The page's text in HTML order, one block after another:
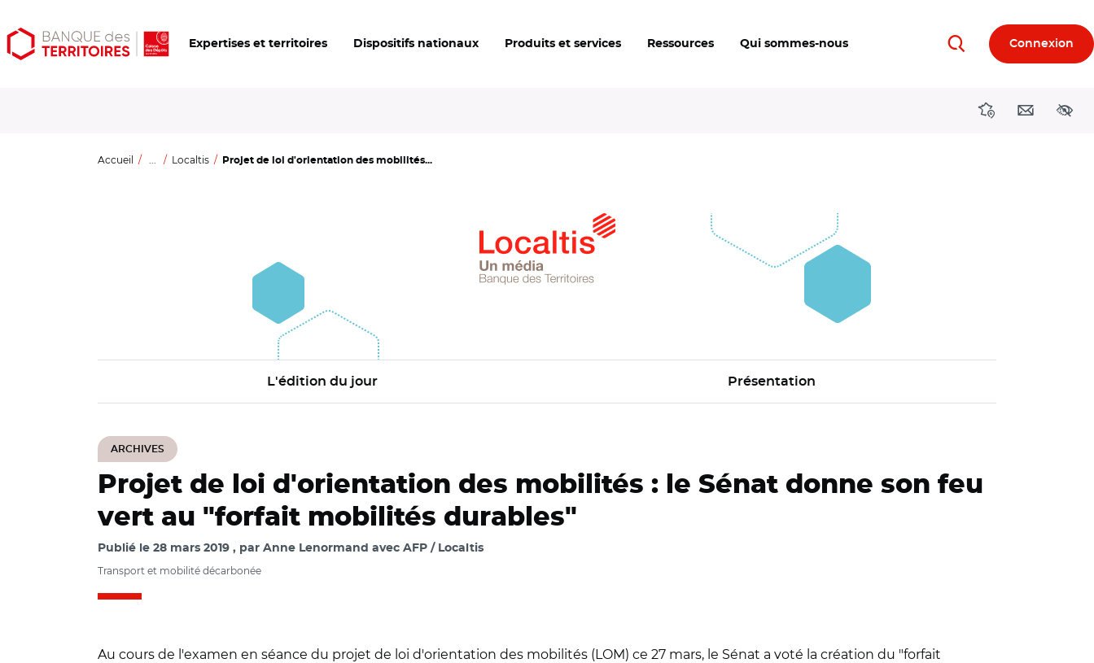
Aller
au
Aller
au
Ouvrir
les
Expertises et territoires Dispositifs nationaux Produits et services Ressources Qui sommes-nous RechercherConnexion
DirectionsContact
Accueil ... Localtis Projet de loi d'orientation des mobilités...
L'édition du jour Présentation
ARCHIVES
Projet de loi d'orientation des mobilités : le Sénat donne son feu
vert au "forfait mobilités durables"
Publié le 28 mars 2019 par Anne Lenormand avec AFP / Localtis
Transport et mobilité décarbonée
Au cours de l'examen en séance du projet de loi d'orientation des mobilités (LOM) ce 27 mars, le Sénat a voté la création du "forfait